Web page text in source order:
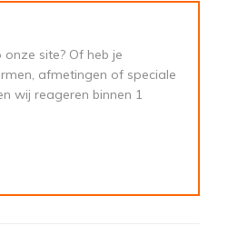
site? Of heb je
afmetingen of speciale
wij reageren binnen 1